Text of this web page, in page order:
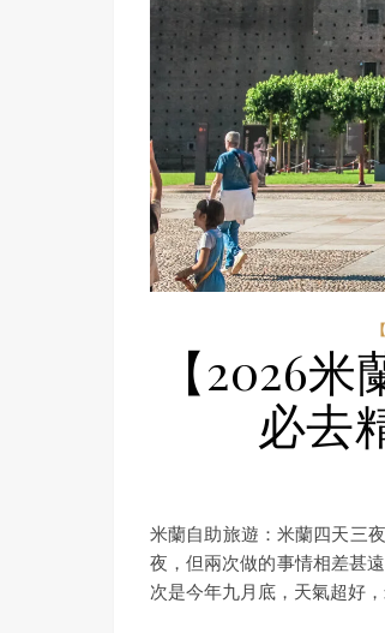
【2026
必去
米蘭自助旅遊：米蘭四天三
夜，但兩次做的事情相差甚
次是今年九月底，天氣超好